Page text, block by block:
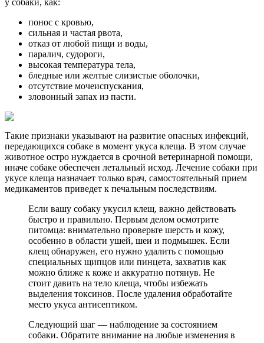
у собаки, как:
понос с кровью,
сильная и частая рвота,
отказ от любой пищи и воды,
паралич, судороги,
высокая температура тела,
бледные или желтые слизистые оболочки,
отсутствие мочеиспускания,
зловонный запах из пасти.
Такие признаки указывают на развитие опасных инфекций,
передающихся собаке в момент укуса клеща. В этом случае
животное остро нуждается в срочной ветеринарной помощи,
иначе собаке обеспечен летальный исход. Лечение собаки при
укусе клеща назначает только врач, самостоятельный прием
медикаментов приведет к печальным последствиям.
Если вашу собаку укусил клещ, важно действовать
быстро и правильно. Первым делом осмотрите
питомца: внимательно проверьте шерсть и кожу,
особенно в области ушей, шеи и подмышек. Если
клещ обнаружен, его нужно удалить с помощью
специальных щипцов или пинцета, захватив как
можно ближе к коже и аккуратно потянув. Не
стоит давить на тело клеща, чтобы избежать
выделения токсинов. После удаления обработайте
место укуса антисептиком.
Следующий шаг — наблюдение за состоянием
собаки. Обратите внимание на любые изменения в